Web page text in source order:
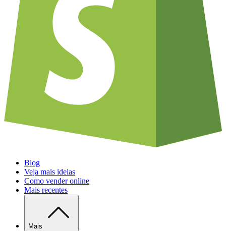
Blog
Veja mais ideias
Como vender online
Mais recentes
Mais